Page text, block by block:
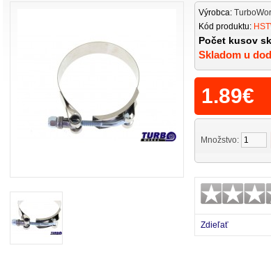
Výrobca:
Kód produktu:
Počet kusov
Skladom u
1.89€
Množstvo:
Zdieľať